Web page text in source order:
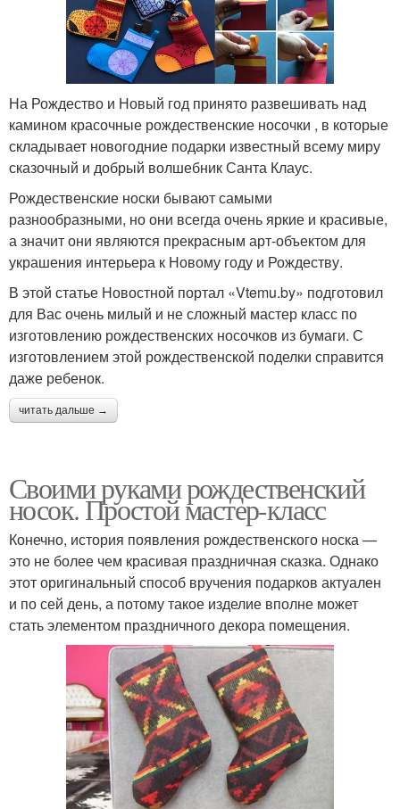
На Рождество и Новый год принято развешивать над
камином красочные рождественские носочки , в которые
складывает новогодние подарки известный всему миру
сказочный и добрый волшебник Санта Клаус.
Рождественские носки бывают самыми
разнообразными, но они всегда очень яркие и красивые,
а значит они являются прекрасным арт-объектом для
украшения интерьера к Новому году и Рождеству.
В этой статье Новостной портал «Vtemu.by» подготовил
для Вас очень милый и не сложный мастер класс по
изготовлению рождественских носочков из бумаги. С
изготовлением этой рождественской поделки справится
даже ребенок.
читать дальше →
Своими руками рождественский
носок. Простой мастер-класс
Конечно, история появления рождественского носка —
это не более чем красивая праздничная сказка. Однако
этот оригинальный способ вручения подарков актуален
и по сей день, а потому такое изделие вполне может
стать элементом праздничного декора помещения.